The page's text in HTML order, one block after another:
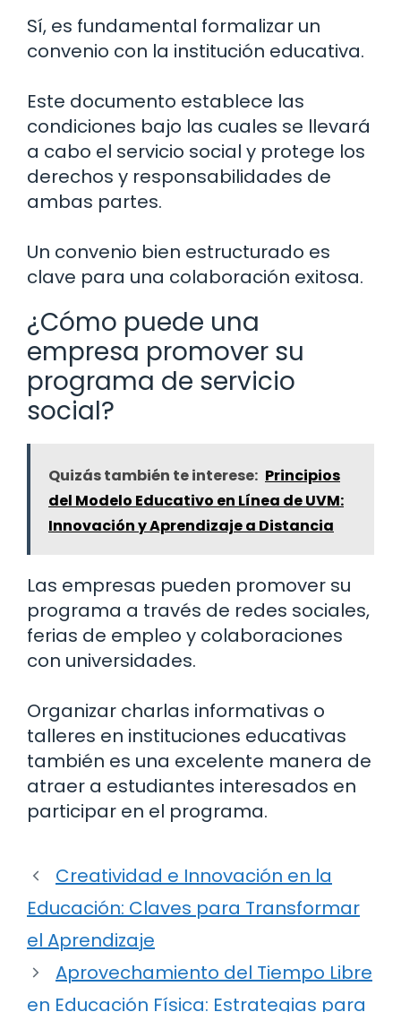
Sí, es fundamental formalizar un
convenio con la institución educativa.
Este documento establece las
condiciones bajo las cuales se llevará
a cabo el servicio social y protege los
derechos y responsabilidades de
ambas partes.
Un convenio bien estructurado es
clave para una colaboración exitosa.
¿Cómo puede una
empresa promover su
programa de servicio
social?
Quizás también te interese: Principios
del Modelo Educativo en Línea de UVM:
Innovación y Aprendizaje a Distancia
Las empresas pueden promover su
programa a través de redes sociales,
ferias de empleo y colaboraciones
con universidades.
Organizar charlas informativas o
talleres en instituciones educativas
también es una excelente manera de
atraer a estudiantes interesados en
participar en el programa.
Creatividad e Innovación en la
Educación: Claves para Transformar
el Aprendizaje
Aprovechamiento del Tiempo Libre
en Educación Física: Estrategias para